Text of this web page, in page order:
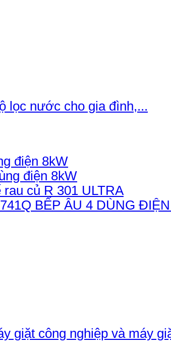
lọc nước cho gia đình,...
điện 8kW
điện 8kW
củ R 301 ULTRA
BẾP ÂU 4 DÙNG
giặt công nghiệp và máy